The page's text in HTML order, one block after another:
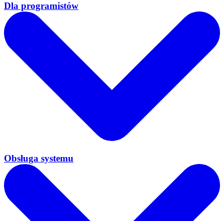
Dla programistów
Obsługa systemu